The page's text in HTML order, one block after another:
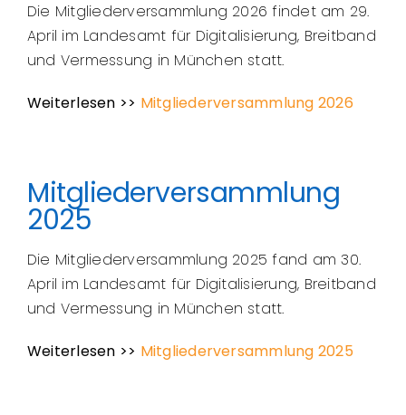
Über Uns
Aktivitätenkatalog
Kontakt
Die Mitgliederversammlung 2026 findet am 29.
April im Landesamt für Digitalisierung, Breitband
und Vermessung in München statt.
Weiterlesen >> Mitgliederversammlung 2026
Mitgliederversammlung
2025
Die Mitgliederversammlung 2025 fand am 30.
April im Landesamt für Digitalisierung, Breitband
und Vermessung in München statt.
Weiterlesen >> Mitgliederversammlung 2025